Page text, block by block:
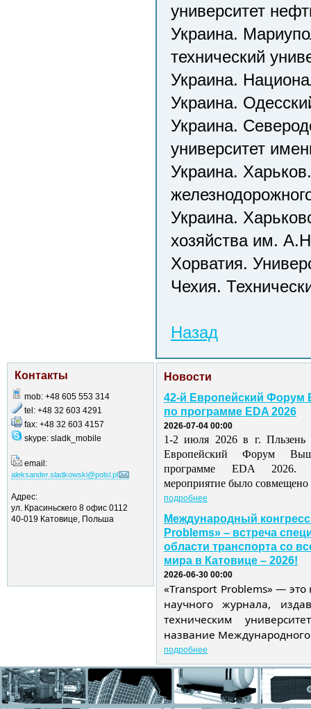
университет
Украина.
технический
Украина.
Украина.
Украина.
университет
Украина.
Украина.
хозяйства им.
Хорватия.
Чехия.
Назад
Контакты
mob: +48 605 553 314
tel: +48 32 603 4291
fax: +48 32 603 4157
skype: sladk_mobile
email:
aleksander.sladkowski@polsl.pl
Адрес:
ул. Красиньскего 8 офис 0112
40-019 Катовице, Польша
Новости
42-й Европейский Форум
по программе EDA 2026
2026-07-04 00:00
1-2 июля 2026 в г. Пльзень
Европейский Форум
программе EDA 2026.
мероприятие было совмещено
подробнее
Международный
Problems» – встреча
области транспорта со
мира в Катовице – 2026!
2026-06-30 00:00
«Transport Problems» — это
научного журнала,
техническим
название
подробнее